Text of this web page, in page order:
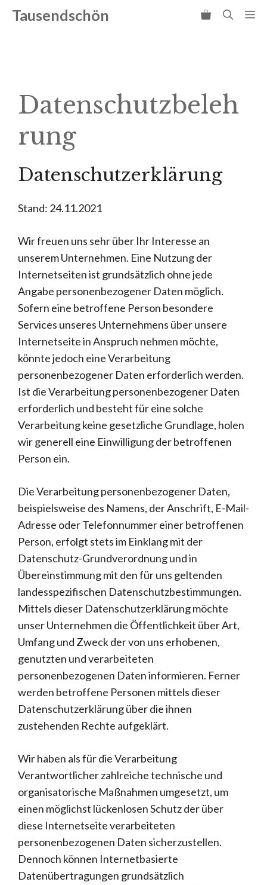
Zum
Inhalt
Tausendschön
Datenschutzbeleh
rung
Datenschutzerklärung
Stand: 24.11.2021
Wir freuen uns sehr über Ihr Interesse an
unserem Unternehmen. Eine Nutzung der
Internetseiten ist grundsätzlich ohne jede
Angabe personenbezogener Daten möglich.
Sofern eine betroffene Person besondere
Services unseres Unternehmens über unsere
Internetseite in Anspruch nehmen möchte,
könnte jedoch eine Verarbeitung
personenbezogener Daten erforderlich werden.
Ist die Verarbeitung personenbezogener Daten
erforderlich und besteht für eine solche
Verarbeitung keine gesetzliche Grundlage, holen
wir generell eine Einwilligung der betroffenen
Person ein.
Die Verarbeitung personenbezogener Daten,
beispielsweise des Namens, der Anschrift, E-Mail-
Adresse oder Telefonnummer einer betroffenen
Person, erfolgt stets im Einklang mit der
Datenschutz-Grundverordnung und in
Übereinstimmung mit den für uns geltenden
landesspezifischen Datenschutzbestimmungen.
Mittels dieser Datenschutzerklärung möchte
unser Unternehmen die Öffentlichkeit über Art,
Umfang und Zweck der von uns erhobenen,
genutzten und verarbeiteten
personenbezogenen Daten informieren. Ferner
werden betroffene Personen mittels dieser
Datenschutzerklärung über die ihnen
zustehenden Rechte aufgeklärt.
Wir haben als für die Verarbeitung
Verantwortlicher zahlreiche technische und
organisatorische Maßnahmen umgesetzt, um
einen möglichst lückenlosen Schutz der über
diese Internetseite verarbeiteten
personenbezogenen Daten sicherzustellen.
Dennoch können Internetbasierte
Datenübertragungen grundsätzlich